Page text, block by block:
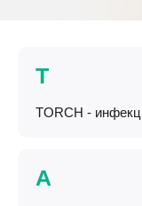
T
TORCH -
А